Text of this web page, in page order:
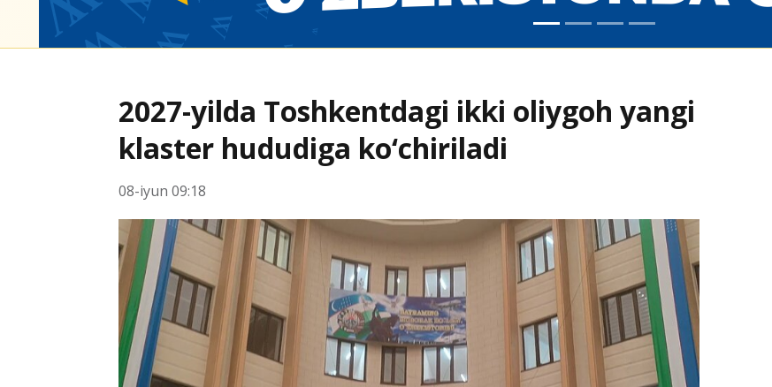
2027-yilda Toshkentdagi ikki oliygoh yangi
klaster hududiga ko‘chiriladi
08-iyun 09:18